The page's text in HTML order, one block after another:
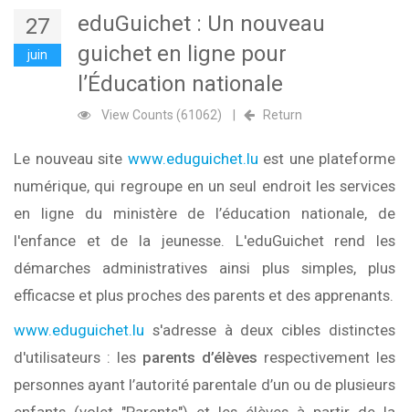
27
juin
eduGuichet : Un nouveau
guichet en ligne pour
l’Éducation nationale
View Counts (61062) Return
Le nouveau site www.eduguichet.lu est une plateforme
numérique, qui regroupe en un seul endroit les services
en ligne du ministère de l’éducation nationale, de
l'enfance et de la jeunesse. L'eduGuichet rend les
démarches administratives ainsi plus simples, plus
efficacse et plus proches des parents et des apprenants.
www.eduguichet.lu s'adresse à deux cibles distinctes
d'utilisateurs : les parents d’élèves respectivement les
personnes ayant l’autorité parentale d’un ou de plusieurs